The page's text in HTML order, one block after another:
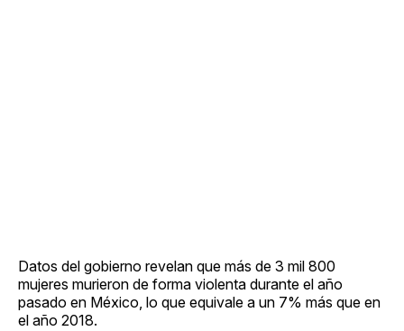
Datos del gobierno revelan que más de 3 mil 800
mujeres murieron de forma violenta durante el año
pasado en México, lo que equivale a un 7% más que en
el año 2018.